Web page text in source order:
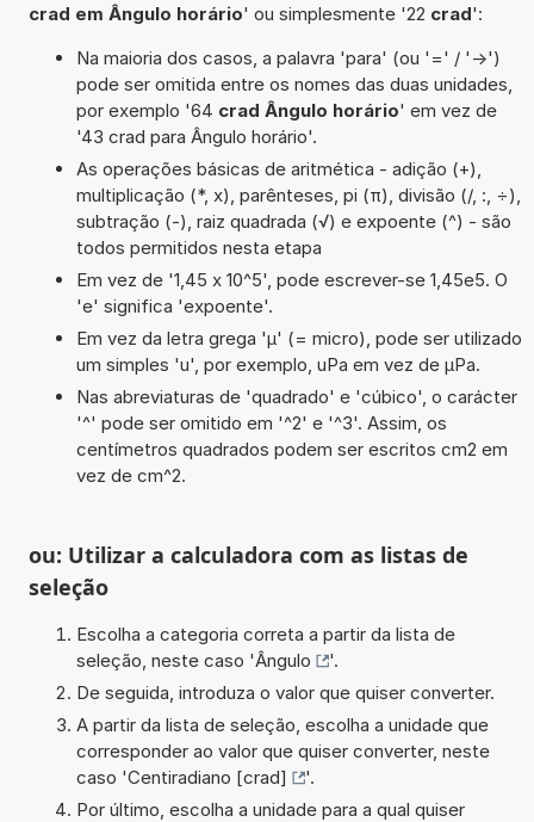
crad em Ângulo horário' ou simplesmente '22 crad':
Na maioria dos casos, a palavra 'para' (ou '=' / '->')
pode ser omitida entre os nomes das duas unidades,
por exemplo '64 crad Ângulo horário' em vez de
'43 crad para Ângulo horário'.
As operações básicas de aritmética - adição (+),
multiplicação (*, x), parênteses, pi (π), divisão (/, :, ÷),
subtração (-), raiz quadrada (√) e expoente (^) - são
todos permitidos nesta etapa
Em vez de '1,45 x 10^5', pode escrever-se 1,45e5. O
'e' significa 'expoente'.
Em vez da letra grega 'µ' (= micro), pode ser utilizado
um simples 'u', por exemplo, uPa em vez de µPa.
Nas abreviaturas de 'quadrado' e 'cúbico', o carácter
'^' pode ser omitido em '^2' e '^3'. Assim, os
centímetros quadrados podem ser escritos cm2 em
vez de cm^2.
ou: Utilizar a calculadora com as listas de
seleção
Escolha a categoria correta a partir da lista de
seleção, neste caso 'Ângulo
'.
De seguida, introduza o valor que quiser converter.
A partir da lista de seleção, escolha a unidade que
corresponder ao valor que quiser converter, neste
caso 'Centiradiano [crad]
'.
Por último, escolha a unidade para a qual quiser